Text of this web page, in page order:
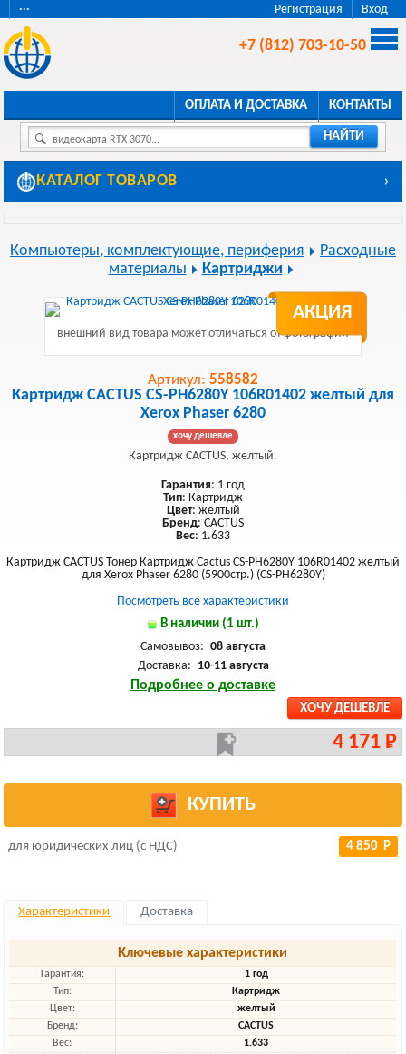
Регистрация Вход
···
+7 (812) 703-10-50
ОПЛАТА И ДОСТАВКА КОНТАКТЫ
видеокарта RTX 3070... НАЙТИ
КАТАЛОГ ТОВАРОВ ›
Компьютеры, комплектующие, периферия
Расходные
материалы
Картриджи
АКЦИЯ
внешний вид товара может отличаться от фотографии
Артикул: 558582
Картридж CACTUS CS-PH6280Y 106R01402 желтый для
Xerox Phaser 6280
хочу дешевле
Картридж CACTUS, желтый.
Гарантия: 1 год
Тип: Картридж
Цвет: желтый
Бренд: CACTUS
Вес: 1.633
Картридж CACTUS Тонер Картридж Cactus CS-PH6280Y 106R01402 желтый
для Xerox Phaser 6280 (5900стр.) (CS-PH6280Y)
Посмотреть все характеристики
В наличии (1 шт.)
Самовывоз: 08 августа
Доставка: 10-11 августа
Подробнее о доставке
ХОЧУ ДЕШЕВЛЕ
4 171 Р
КУПИТЬ
для юридических лиц (с НДС) 4 850 Р
Характеристики Доставка
Ключевые характеристики
Гарантия:
1 год
Тип:
Картридж
Цвет:
желтый
Бренд:
CACTUS
Вес:
1.633